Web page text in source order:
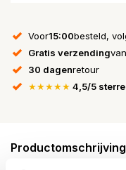
Voor15:00besteld,
Gratis verzending
30 dagenretour
★★★★★ 4,5/5
Productomschrijving